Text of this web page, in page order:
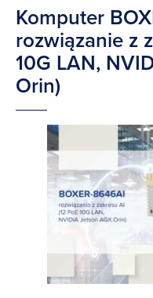
Komputer
rozwiązanie z
10G LAN,
Orin)